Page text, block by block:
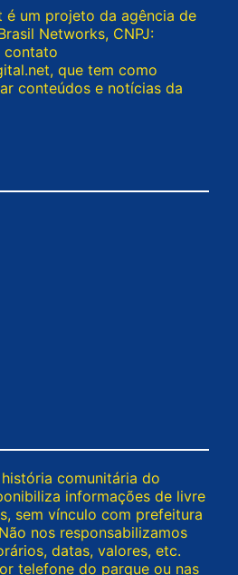
é um projeto da agência de
Networks, CNPJ:
contato
, que tem como
conteúdos e notícias da
comunitária do
informações de livre
sem vínculo com prefeitura
nos responsabilizamos
datas, valores, etc.
telefone do parque ou nas